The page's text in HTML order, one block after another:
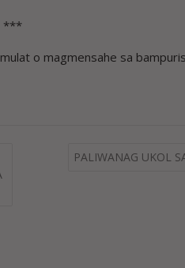
***
o magmensahe sa
PALIWANAG UKOL